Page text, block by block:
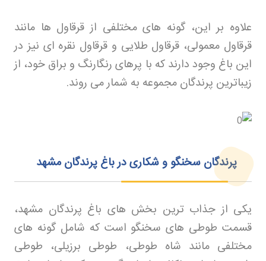
علاوه بر این، گونه های مختلفی از قرقاول ها مانند
قرقاول معمولی، قرقاول طلایی و قرقاول نقره ای نیز در
این باغ وجود دارند که با پرهای رنگارنگ و براق خود، از
زیباترین پرندگان مجموعه به شمار می روند.
پرندگان سخنگو و شکاری در باغ پرندگان مشهد
یکی از جذاب ترین بخش های باغ پرندگان مشهد،
قسمت طوطی های سخنگو است که شامل گونه های
مختلفی مانند شاه طوطی، طوطی برزیلی، طوطی